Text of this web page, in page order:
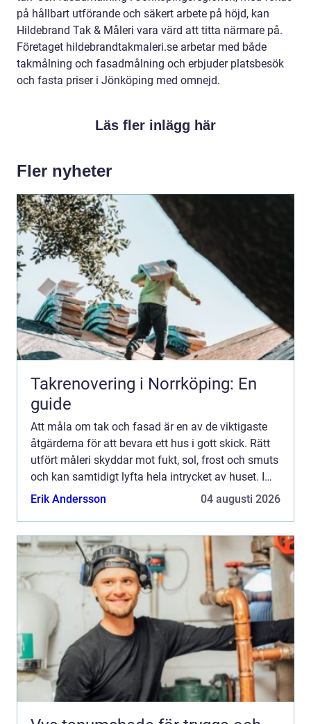
på hållbart utförande och säkert arbete på höjd, kan
Hildebrand Tak & Måleri vara värd att titta närmare på.
Företaget hildebrandtakmaleri.se arbetar med både
takmålning och fasadmålning och erbjuder platsbesök
och fasta priser i Jönköping med omnejd.
Läs fler inlägg här
Fler nyheter
Takrenovering i Norrköping: En
guide
Att måla om tak och fasad är en av de viktigaste
åtgärderna för att bevara ett hus i gott skick. Rätt
utfört måleri skyddar mot fukt, sol, frost och smuts
och kan samtidigt lyfta hela intrycket av huset. I
Jönköping, där klimatet skiftar mellan regn,...
Erik Andersson 04 augusti 2026